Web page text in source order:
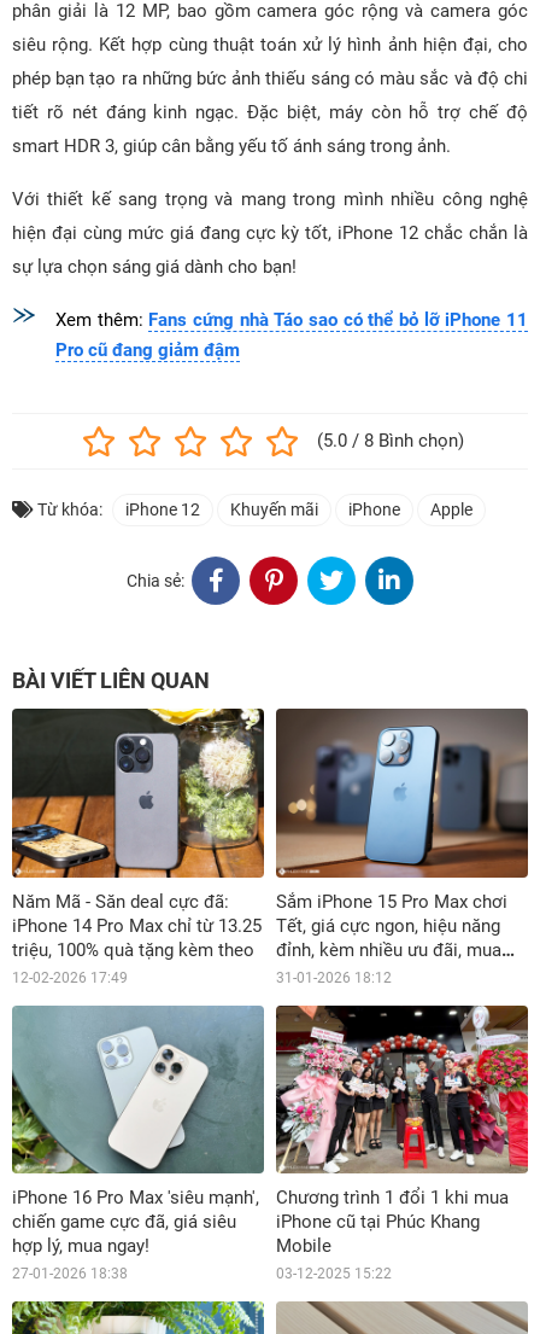
phân giải là 12 MP, bao gồm camera góc rộng và camera góc
siêu rộng. Kết hợp cùng thuật toán xử lý hình ảnh hiện đại, cho
phép bạn tạo ra những bức ảnh thiếu sáng có màu sắc và độ chi
tiết rõ nét đáng kinh ngạc. Đặc biệt, máy còn hỗ trợ chế độ
smart HDR 3, giúp cân bằng yếu tố ánh sáng trong ảnh.
Với thiết kế sang trọng và mang trong mình nhiều công nghệ
hiện đại cùng mức giá đang cực kỳ tốt, iPhone 12 chắc chắn là
sự lựa chọn sáng giá dành cho bạn!
Xem thêm: Fans cứng nhà Táo sao có thể bỏ lỡ iPhone 11
Pro cũ đang giảm đậm
(5.0 / 8 Bình chọn)
Từ khóa: iPhone 12 Khuyến mãi iPhone Apple
Chia sẻ:
BÀI VIẾT LIÊN QUAN
Năm Mã - Săn deal cực đã:
iPhone 14 Pro Max chỉ từ 13.25
triệu, 100% quà tặng kèm theo
12-02-2026 17:49
Sắm iPhone 15 Pro Max chơi
Tết, giá cực ngon, hiệu năng
đỉnh, kèm nhiều ưu đãi, mua
ngay!
31-01-2026 18:12
iPhone 16 Pro Max 'siêu mạnh',
chiến game cực đã, giá siêu
hợp lý, mua ngay!
27-01-2026 18:38
Chương trình 1 đổi 1 khi mua
iPhone cũ tại Phúc Khang
Mobile
03-12-2025 15:22